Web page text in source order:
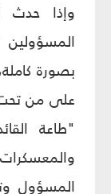
وإذا حدث
المسؤولين
بصورة
على من تحت
"طاعة
المسؤول